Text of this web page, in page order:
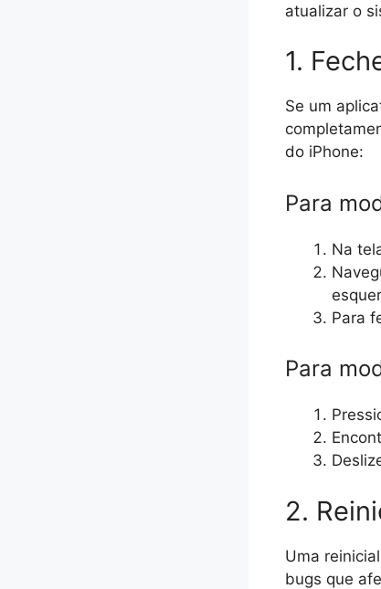
atualizar o
1.
Se um
do iPhone:
Para
Na
Para
Para
2.
Uma
bugs que